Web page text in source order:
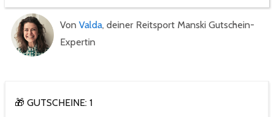
Von Valda, deiner Reitsport Manski Gutschein-
Expertin
🎁 GUTSCHEINE: 1